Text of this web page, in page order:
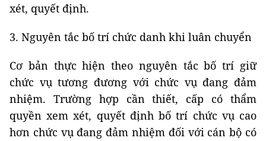
xét, quyết định.
3. Nguyên tắc bố trí chức danh khi luân chuyển
Cơ bản thực hiện theo nguyên tắc bố trí giữ
chức vụ tương đương với chức vụ đang đảm
nhiệm. Trường hợp cần thiết, cấp có thẩm
quyền xem xét, quyết định bố trí chức vụ cao
hơn chức vụ đang đảm nhiệm đối với cán bộ có